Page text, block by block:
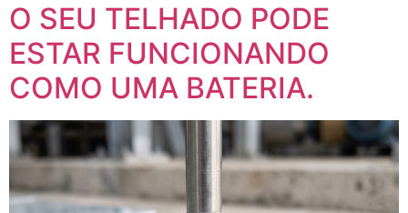
O SEU TELHADO PODE
ESTAR FUNCIONANDO
COMO UMA BATERIA.